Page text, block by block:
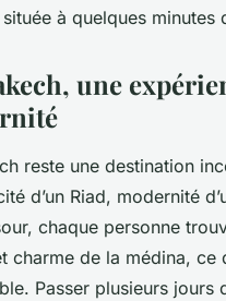
à quelques minutes
une
reste une destination
d’un Riad, modernité
chaque personne
charme de la médina, ce
Passer plusieurs